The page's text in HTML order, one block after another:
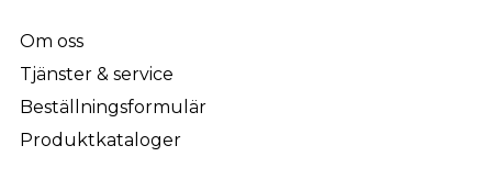
Om oss
Tjänster & service
Beställningsformulär
Produktkataloger